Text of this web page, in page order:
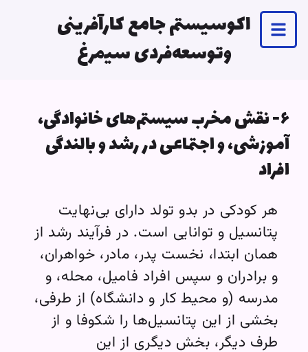
اکوسیستم جامع کارآفرینی
وتوسعه‌فردی سیمرغ
۶- نقش مخرب سیستم‌های خانوادگی،
آموزشی، و اجتماعی در رشد و بالندگی
افراد
هر کودکی در بدو تولد دارای بی‌نهایت
پتانسیل و توانایی است. در فرآیند رشد از
همان ابتدا، نخست پدر، مادر، خواهران،
و برادران و سپس افراد فامیل، محله، و
مدرسه (و محیط کار و دانشگاه) از طرفی،
بخشی از این پتانسیل‌ها را شکوفا و از
طرف دیگر، بخش دیگری از این